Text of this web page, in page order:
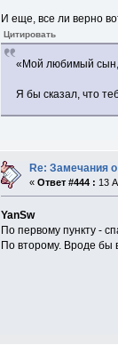
И еще, все ли верно
Цитировать
«Мой любимый сын,
Я бы сказал, что
Re: Замечания
«Ответ #444 : 13
YanSw
По первому пункту -
По второму. Вроде бы